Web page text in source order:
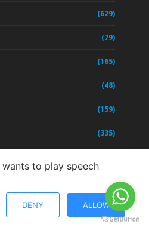
(629)
(79)
(165)
(48)
(159)
(335)
BYTEMPLATESYARD
wants to play speech
DENY ALLOW